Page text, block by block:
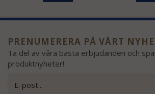
PRENUMERERA PÅ VÅRT
Ta del av våra bästa erbjudanden och
produktnyheter!